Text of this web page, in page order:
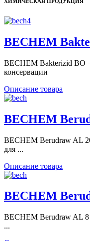
BECHEM
BECHEM Bakterizid BO
консервации
Описание товара
BECHEM
BECHEM Berudraw AL
для ...
Описание товара
BECHEM
BECHEM Berudraw AL
...